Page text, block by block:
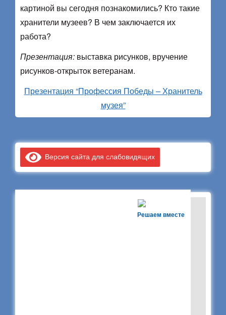
картиной вы сегодня познакомились? Кто такие
хранители музеев? В чем заключается их
работа?
Презентация: выставка рисунков, вручение
рисунков-открыток ветеранам.
Презентация “Профессия Победы – Хранитель
музея”
Версия сайта для слабовидящих
Решаем вместе